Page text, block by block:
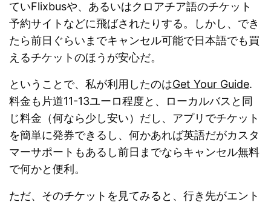
ていFlixbusや、あるいはクロアチア語のチケット
予約サイトなどに飛ばされたりする。しかし、でき
たら前日ぐらいまでキャンセル可能で日本語でも買
えるチケットのほうが安心だ。
ということで、私が利用したのはGet Your Guide.
料金も片道11-13ユーロ程度と、ローカルバスと同
じ料金（何なら少し安い）だし、アプリでチケット
を簡単に発券できるし、何かあれば英語だがカスタ
マーサポートもあるし前日までならキャンセル無料
で何かと便利。
ただ、そのチケットを見てみると、行き先がエント